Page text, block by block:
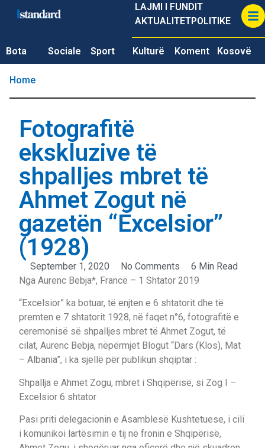
LAJMI I FUNDIT
AKTUALITETPOLITIKE
Bota Sociale Sport Kulturë Koment Kosovë
Home
Fotografitë
ekskluzive të
shpalljes mbret të
Ahmet Zogut në
gazetën “Excelsior”
(1928)
September 1, 2020 No Comments
6 Min Read
Nga Aurenc Bebja*, Francë – 1 Shtator 2019
“Excelsior” ka botuar, të enjten e 6 shtatorit dhe të
premten e 7 shtatorit 1928, në faqet n°6, fotografitë e
ceremonisë së shpalljes mbret të Ahmet Zogut, të
cilat, Aurenc Bebja, nëpërmjet Blogut “Dars (Klos), Mat
– Albania”, i ka sjellë për publikun shqiptar :
Shpallja e Ahmet Zogu, mbret i Shqipërisë, si Zog I –
Excelsior 6 shtator
Pasi priti delegacionin e Asamblesë Kushtetuese, i cili
i komunikoi lartësimin e tij në fronin e Shqipërisë,